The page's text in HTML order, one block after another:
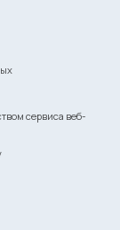
сервиса веб-